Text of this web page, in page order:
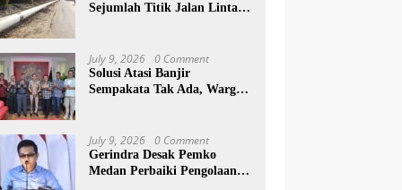
Sejumlah Titik Jalan Lintas
meningkatkan Kewaspadaan
July 9, 2026 0 Comment
Solusi Atasi Banjir
Sempakata Tak Ada, Warga
July 9, 2026 0 Comment
Gerindra Desak Pemko
Medan Perbaiki Pengolaan